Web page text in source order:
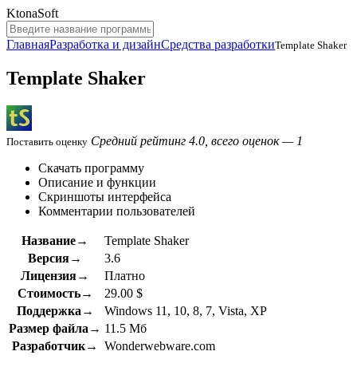
KtonaSoft
ГлавнаяРазработка и дизайнСредства разработкиTemplate Shaker
Template Shaker
Поставить оценку Средний рейтинг 4.0, всего оценок — 1
Скачать программу
Описание и функции
Скриншоты интерфейса
Комментарии пользователей
Название→
Template Shaker
Версия→
3.6
Лицензия→
Платно
Стоимость→
29.00 $
Поддержка→
Windows 11, 10, 8, 7, Vista, XP
Размер файла→ 11.5 Мб
Разработчик→
Wonderwebware.com